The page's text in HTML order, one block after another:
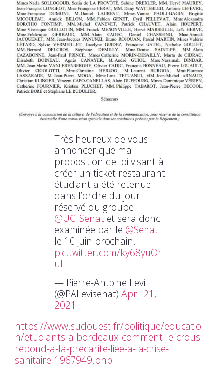
Très heureux de vous
annoncer que ma
proposition de loi visant à
créer un ticket restaurant
étudiant a été retenue
dans l’ordre du jour
réservé du groupe
@UC_Senat et sera donc
examinée par le @Senat
le 10 juin prochain.
pic.twitter.com/ky68yuOr
uI
— Pierre-Antoine Levi
(@PALevisenat) April 21,
2021
https://www.sudouest.fr/politique/educatio
n/etudiants-a-bordeaux-comment-le-crous-
repond-a-la-precarite-liee-a-la-crise-
sanitaire-1967949.php